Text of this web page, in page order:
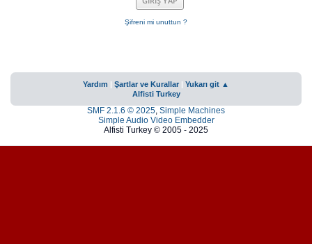
Şifreni mi unuttun ?
Yardım | Şartlar ve Kurallar | Yukarı git ▲
Alfisti Turkey
SMF 2.1.6 © 2025, Simple Machines
Simple Audio Video Embedder
Alfisti Turkey © 2005 - 2025